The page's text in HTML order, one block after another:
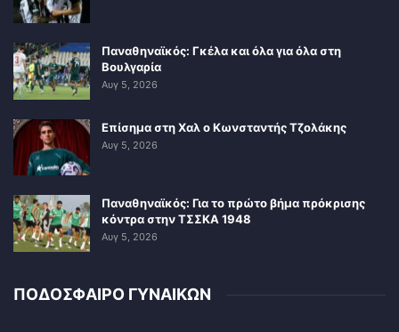
Παναθηναϊκός: Γκέλα και όλα για όλα στη
Βουλγαρία
Αυγ 5, 2026
Επίσημα στη Χαλ ο Κωνσταντής Τζολάκης
Αυγ 5, 2026
Παναθηναϊκός: Για το πρώτο βήμα πρόκρισης
κόντρα στην ΤΣΣΚΑ 1948
Αυγ 5, 2026
ΠΟΔΟΣΦΑΙΡΟ ΓΥΝΑΙΚΩΝ